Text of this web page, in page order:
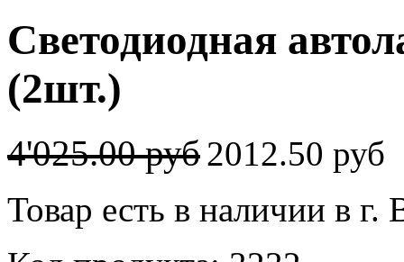
Светодиодная
(2шт.)
4'025.00 руб2012.50 руб
Товар есть в наличии в г.